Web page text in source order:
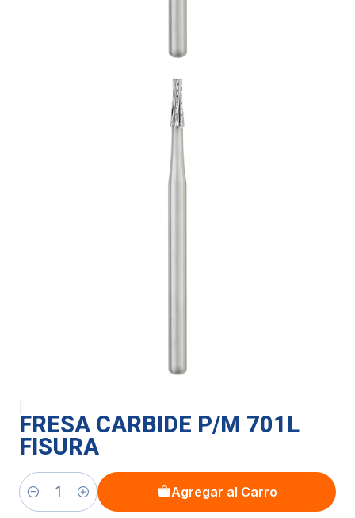
FRESA CARBIDE P/M 701L
FISURA
Cantidad
Agregar al Carro